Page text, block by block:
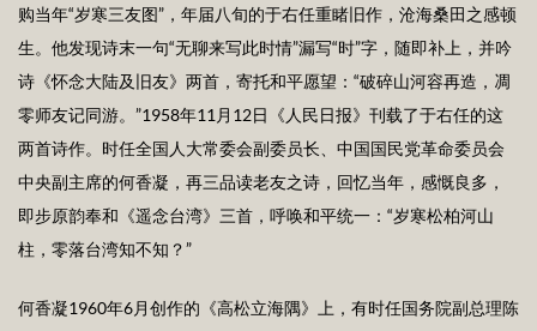
购当年“岁寒三友图”，年届八旬的于右任重睹旧作，沧海桑田之感顿
生。他发现诗末一句“无聊来写此时情”漏写“时”字，随即补上，并吟
诗《怀念大陆及旧友》两首，寄托和平愿望：“破碎山河容再造，凋
零师友记同游。”1958年11月12日《人民日报》刊载了于右任的这
两首诗作。时任全国人大常委会副委员长、中国国民党革命委员会
中央副主席的何香凝，再三品读老友之诗，回忆当年，感慨良多，
即步原韵奉和《遥念台湾》三首，呼唤和平统一：“岁寒松柏河山
柱，零落台湾知不知？”
何香凝1960年6月创作的《高松立海隅》上，有时任国务院副总理陈